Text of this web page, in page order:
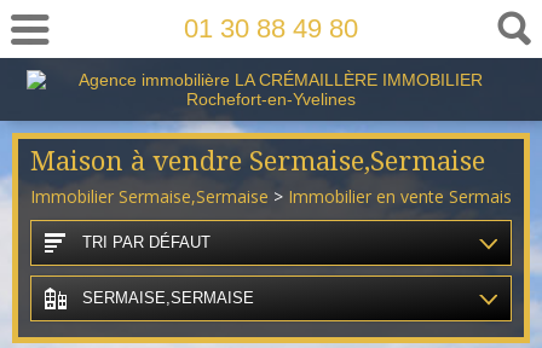
01 30 88 49 80
Maison à vendre Sermaise,Sermaise
Immobilier Sermaise,Sermaise > Immobilier en vente
TRI PAR DÉFAUT
SERMAISE,SERMAISE